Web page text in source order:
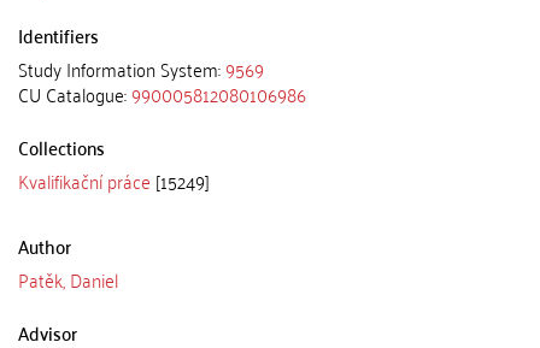
Identifiers
Study Information System:9569
CU Catalogue:990005812080106986
Collections
Kvalifikační práce [15249]
Author
Patěk, Daniel
Advisor